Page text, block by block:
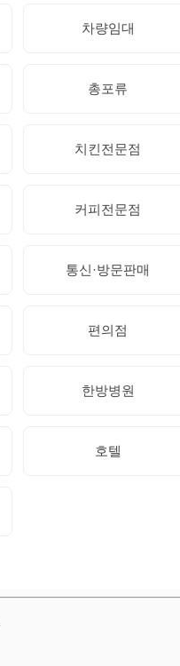
차량임대
총포류
치킨전문점
커피전문점
통신·방문판매
편의점
한방병원
호텔